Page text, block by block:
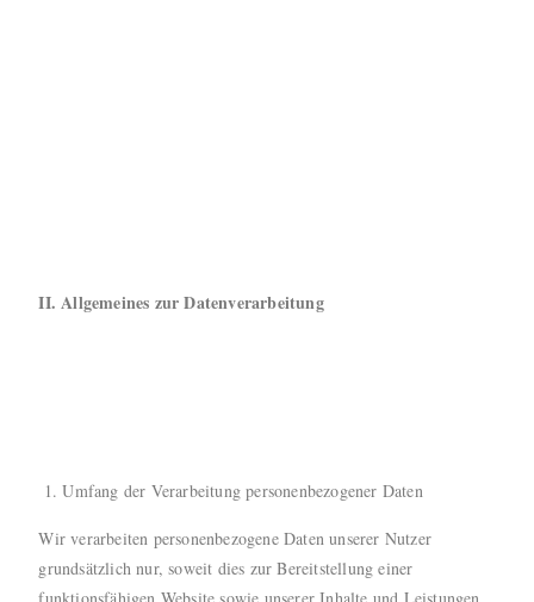
II. Allgemeines zur Datenverarbeitung
Umfang der Verarbeitung personenbezogener Daten
Wir verarbeiten personenbezogene Daten unserer Nutzer
grundsätzlich nur, soweit dies zur Bereitstellung einer